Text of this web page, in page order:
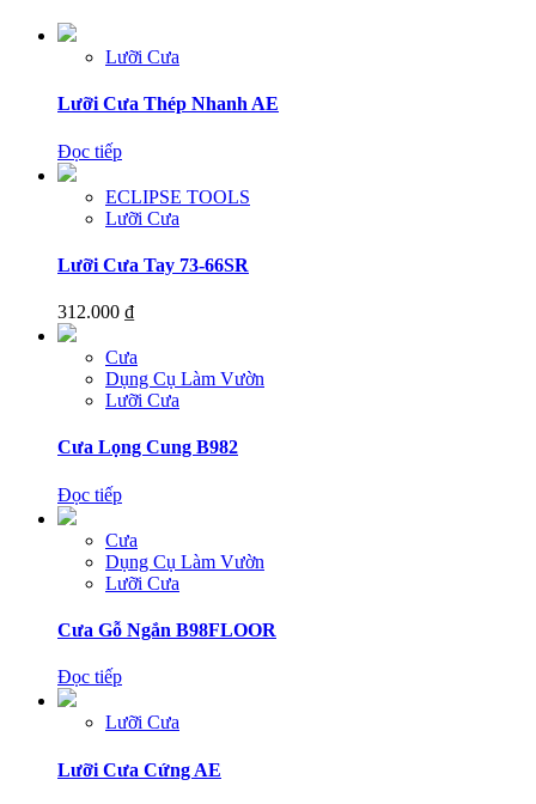
Lưỡi Cưa
Lưỡi Cưa Thép Nhanh AE
Đọc tiếp
ECLIPSE TOOLS
Lưỡi Cưa
Lưỡi Cưa Tay 73-66SR
312.000 ₫
Cưa
Dụng Cụ Làm Vườn
Lưỡi Cưa
Cưa Lọng Cung B982
Đọc tiếp
Cưa
Dụng Cụ Làm Vườn
Lưỡi Cưa
Cưa Gỗ Ngắn B98FLOOR
Đọc tiếp
Lưỡi Cưa
Lưỡi Cưa Cứng AE